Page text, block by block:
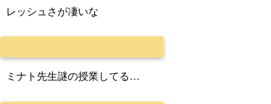
レッシュさが凄いな
ミナト先生謎の授業してる…